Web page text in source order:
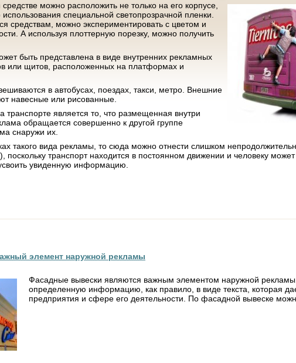
можно расположить не только на его корпусе,
специальной светопрозрачной пленки.
средствам, можно экспериментировать с цветом и
А используя плоттерную порезку, можно получить
быть представлена в виде внутренних рекламных
или щитов, расположенных на платформах и
в автобусах, поездах, такси, метро. Внешние
навесные или рисованные.
является то, что размещенная внутри
обращается совершенно к другой группе
снаружи их.
такого вида рекламы, то сюда можно отнести слишком
поскольку транспорт находится в постоянном движении и человеку может
увиденную информацию.
элемент наружной рекламы
Фасадные вывески являются важным элементом наружной
определенную информацию, как правило, в виде текста, которая
предприятия и сфере его деятельности. По фасадной вывеске